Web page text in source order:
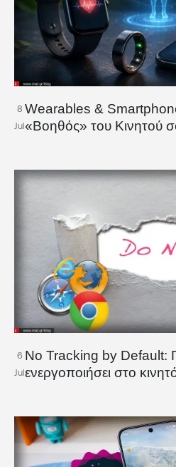
8
Jul
Wearables &
«Βοηθός» του Κινητού
6
Jul
No Tracking by Default:
ενεργοποιήσει στο